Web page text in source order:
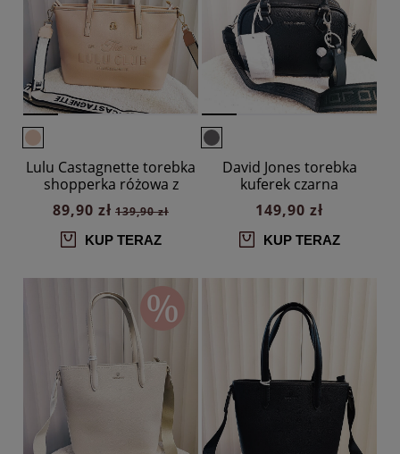
Lulu Castagnette torebka
shopperka różowa z
napisem
89,90 zł 139,90 zł
KUP TERAZ
David Jones torebka
kuferek czarna
149,90 zł
KUP TERAZ